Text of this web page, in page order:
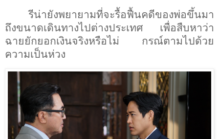
รีน่ายังพยายามที่จะรื้อฟื้นคดีของพ่อขึ้นมา
ถึงขนาดเดินทางไปต่างประเทศ เพื่อสืบหาว่า
ฉายยักยอกเงินจริงหรือไม่ กรณ์ตามไปด้วย
ความเป็นห่วง